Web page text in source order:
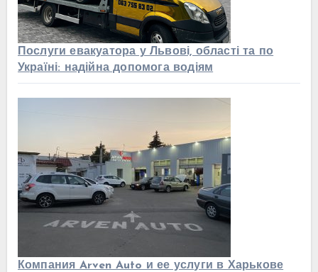
Послуги евакуатора у Львові, області та по
Україні: надійна допомога водіям
Компания Arven Auto и ее услуги в Харькове